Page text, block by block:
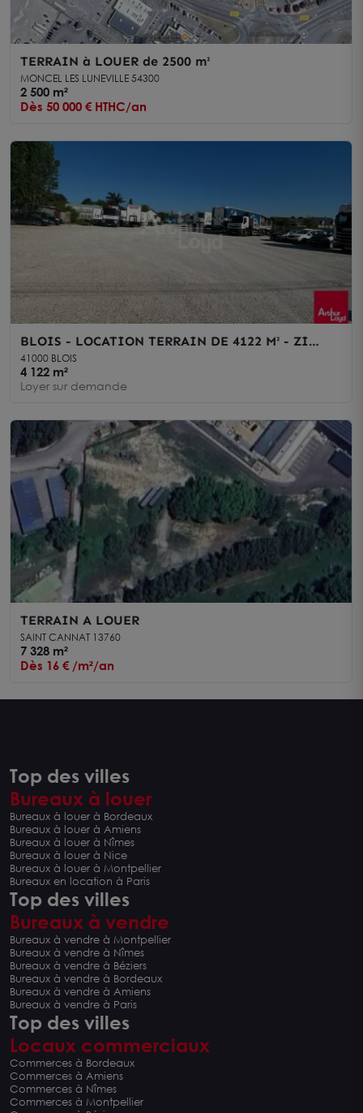
TERRAIN à LOUER de 2500 m²
MONCEL LES LUNEVILLE 54300
2 500 m²
Dès 50 000 € HTHC/an
BLOIS - LOCATION TERRAIN DE 4122 M² - ZI
NORD
41000 BLOIS
4 122 m²
Loyer sur demande
TERRAIN A LOUER
SAINT CANNAT 13760
7 328 m²
Dès 16 € /m²/an
Top des villes
Bureaux à louer
Bureaux à louer à Bordeaux
Bureaux à louer à Amiens
Bureaux à louer à Nîmes
Bureaux à louer à Nice
Bureaux à louer à Montpellier
Bureaux en location à Paris
Top des villes
Bureaux à vendre
Bureaux à vendre à Montpellier
Bureaux à vendre à Nîmes
Bureaux à vendre à Béziers
Bureaux à vendre à Bordeaux
Bureaux à vendre à Amiens
Bureaux à vendre à Paris
Top des villes
Locaux commerciaux
Commerces à Bordeaux
Commerces à Amiens
Commerces à Nîmes
Commerces à Montpellier